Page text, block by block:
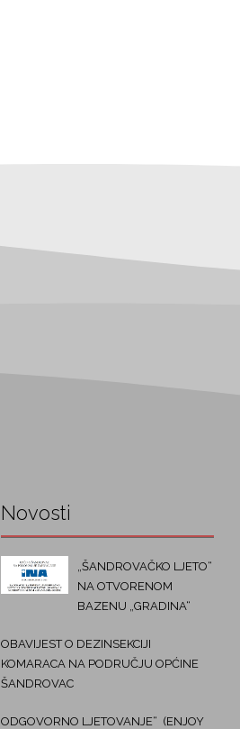
Novosti
„ŠANDROVAČKO LJETO“
NA OTVORENOM
BAZENU „GRADINA“
OBAVIJEST O DEZINSEKCIJI
KOMARACA NA PODRUČJU OPĆINE
ŠANDROVAC
ODGOVORNO LJETOVANJE“ (ENJOY